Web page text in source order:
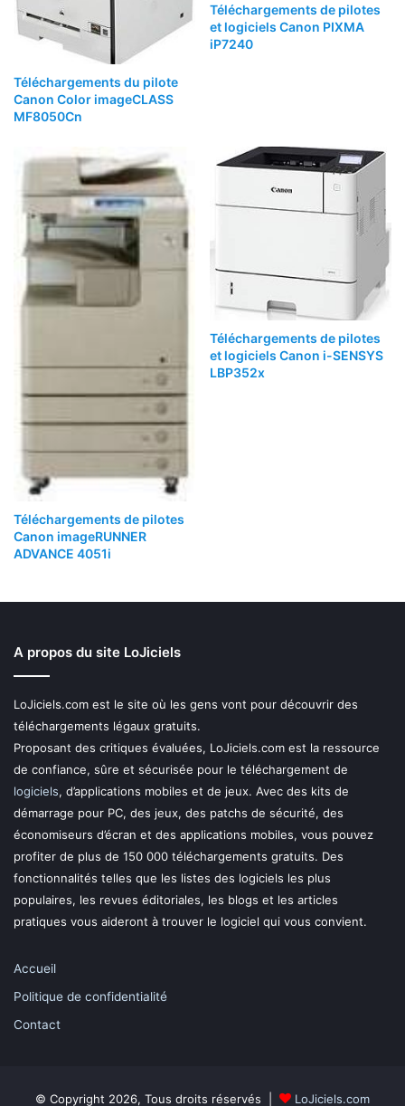
Téléchargements du pilote
Canon Color imageCLASS
MF8050Cn
Téléchargements de pilotes
et logiciels Canon PIXMA
iP7240
Téléchargements de pilotes
Canon imageRUNNER
ADVANCE 4051i
Téléchargements de pilotes
et logiciels Canon i-SENSYS
LBP352x
A propos du site LoJiciels
LoJiciels.com est le site où les gens vont pour découvrir des
téléchargements légaux gratuits.
Proposant des critiques évaluées, LoJiciels.com est la ressource
de confiance, sûre et sécurisée pour le téléchargement de
logiciels, d’applications mobiles et de jeux. Avec des kits de
démarrage pour PC, des jeux, des patchs de sécurité, des
économiseurs d’écran et des applications mobiles, vous pouvez
profiter de plus de 150 000 téléchargements gratuits. Des
fonctionnalités telles que les listes des logiciels les plus
populaires, les revues éditoriales, les blogs et les articles
pratiques vous aideront à trouver le logiciel qui vous convient.
Accueil
Politique de confidentialité
Contact
© Copyright 2026, Tous droits réservés | LoJiciels.com